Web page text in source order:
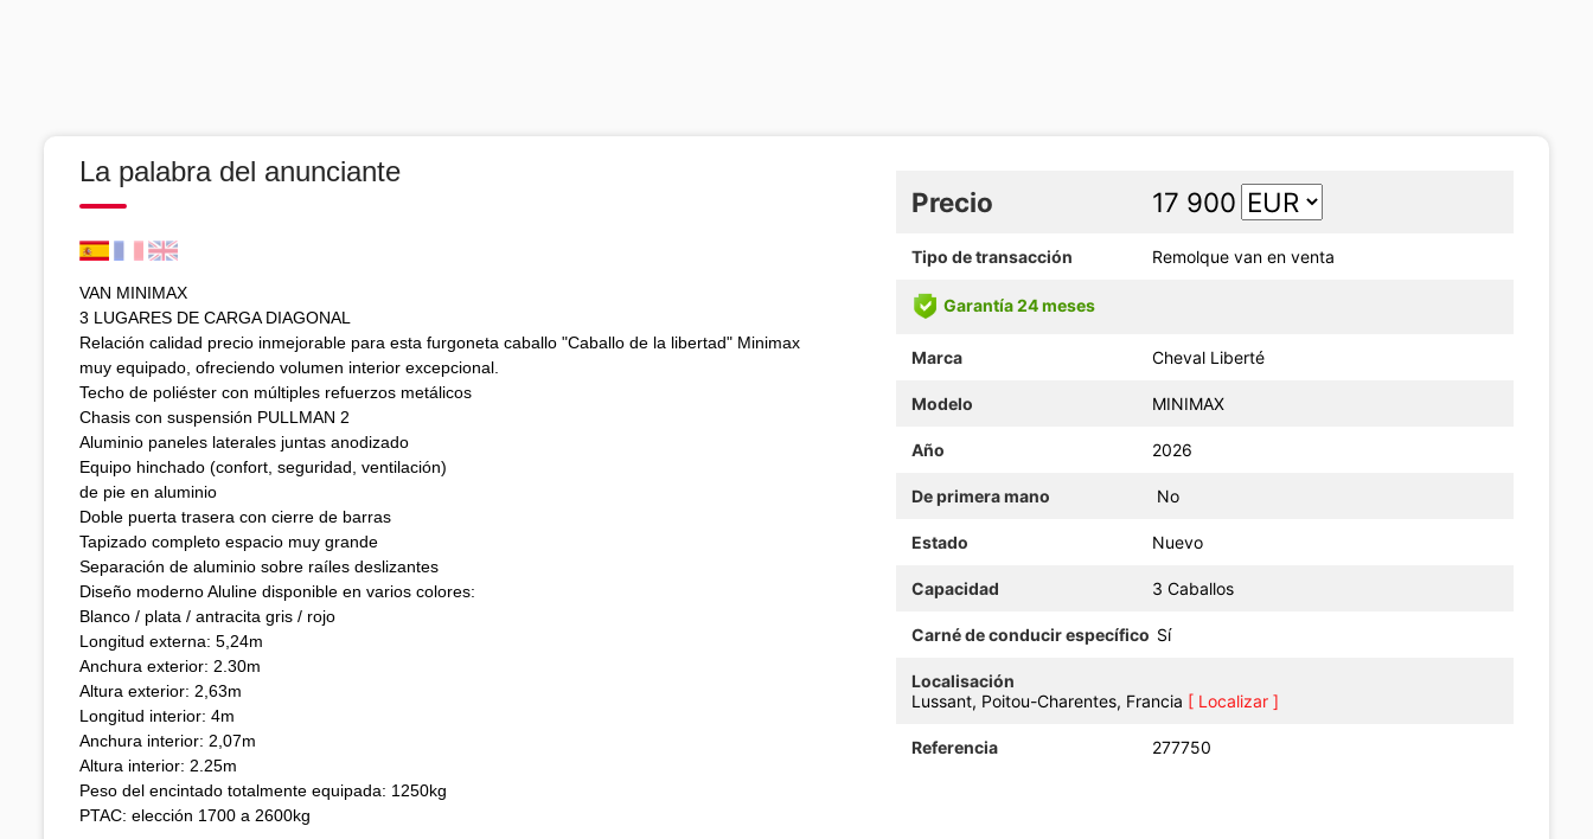
La palabra del anunciante
VAN MINIMAX
3 LUGARES DE CARGA DIAGONAL
Relación calidad precio inmejorable para esta furgoneta caballo "Caballo de la libertad" Minimax
muy equipado, ofreciendo volumen interior excepcional.
Techo de poliéster con múltiples refuerzos metálicos
Chasis con suspensión PULLMAN 2
Aluminio paneles laterales juntas anodizado
Equipo hinchado (confort, seguridad, ventilación)
de pie en aluminio
Doble puerta trasera con cierre de barras
Tapizado completo espacio muy grande
Separación de aluminio sobre raíles deslizantes
Diseño moderno Aluline disponible en varios colores:
Blanco / plata / antracita gris / rojo
Longitud externa: 5,24m
Anchura exterior: 2.30m
Altura exterior: 2,63m
Longitud interior: 4m
Anchura interior: 2,07m
Altura interior: 2.25m
Peso del encintado totalmente equipada: 1250kg
PTAC: elección 1700 a 2600kg
Precio 17 900
Tipo de transacción Remolque van en venta
Garantía 24 meses
Marca Cheval Liberté
Modelo MINIMAX
Año 2026
De primera mano No
Estado Nuevo
Capacidad 3 Caballos
Carné de conducir específico Sí
Localisación
Lussant, Poitou-Charentes, Francia [ Localizar ]
Referencia 277750